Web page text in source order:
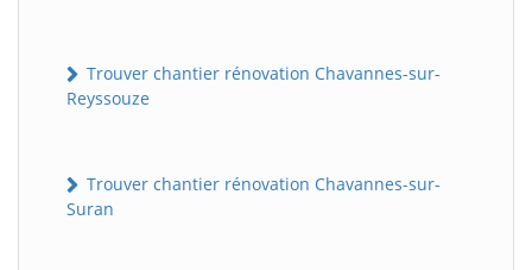
Trouver chantier rénovation Chavannes-sur-
Reyssouze
Trouver chantier rénovation Chavannes-sur-
Suran